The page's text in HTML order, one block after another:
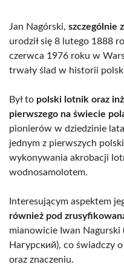
Jan Nagórski, szczególnie
urodził się 8 lutego 1888
czerwca 1976 roku w
trwały ślad w historii
Był to polski lotnik oraz
pierwszego na świecie
pionierów w dziedzinie
jednym z pierwszych
wykonywania akrobacji
wodnosamolotem.
Interesującym aspektem
również pod
mianowicie Iwan
Нагурский), co świadczy
oraz znaczeniu.